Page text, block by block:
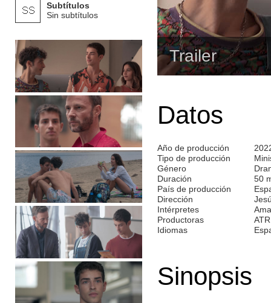
Subtítulos
Sin subtítulos
Trailer
Datos
Año de producción
Tipo de producción
Género
Duración
50
País de producción
Dirección
Intérpretes
Productoras
Idiomas
Sinopsis